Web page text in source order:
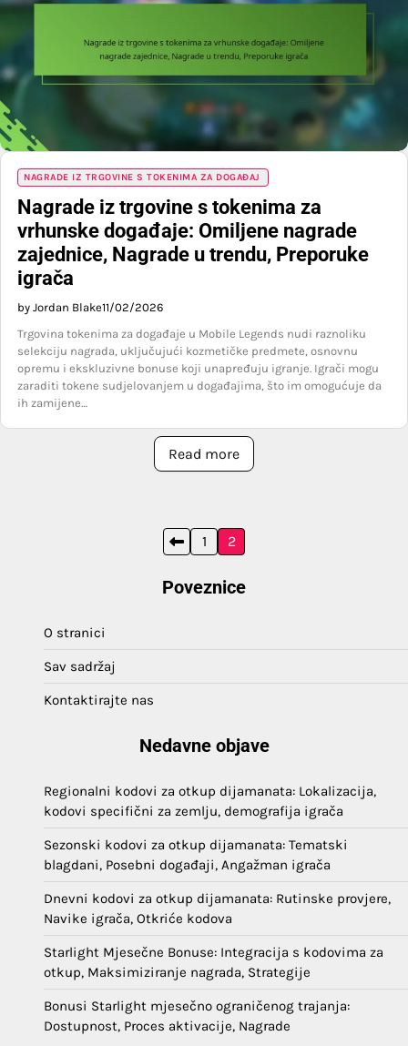
NAGRADE IZ TRGOVINE S TOKENIMA ZA DOGAĐAJ
Nagrade iz trgovine s tokenima za
vrhunske događaje: Omiljene nagrade
zajednice, Nagrade u trendu, Preporuke
igrača
by Jordan Blake11/02/2026
Trgovina tokenima za događaje u Mobile Legends nudi raznoliku
selekciju nagrada, uključujući kozmetičke predmete, osnovnu
opremu i ekskluzivne bonuse koji unapređuju igranje. Igrači mogu
zaraditi tokene sudjelovanjem u događajima, što im omogućuje da
ih zamijene…
Read more
1 2
Poveznice
O stranici
Sav sadržaj
Kontaktirajte nas
Nedavne objave
Regionalni kodovi za otkup dijamanata: Lokalizacija,
kodovi specifični za zemlju, demografija igrača
Sezonski kodovi za otkup dijamanata: Tematski
blagdani, Posebni događaji, Angažman igrača
Dnevni kodovi za otkup dijamanata: Rutinske provjere,
Navike igrača, Otkriće kodova
Starlight Mjesečne Bonuse: Integracija s kodovima za
otkup, Maksimiziranje nagrada, Strategije
Bonusi Starlight mjesečno ograničenog trajanja:
Dostupnost, Proces aktivacije, Nagrade